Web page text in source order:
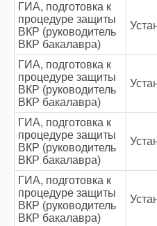
ГИА, подготовка к
процедуре защиты
ВКР (руководитель
ВКР бакалавра)
ГИА, подготовка к
процедуре защиты
ВКР (руководитель
ВКР бакалавра)
ГИА, подготовка к
процедуре защиты
ВКР (руководитель
ВКР бакалавра)
ГИА, подготовка к
процедуре защиты
ВКР (руководитель
ВКР бакалавра)